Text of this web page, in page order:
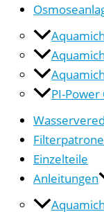
PI-
Einzelteile
Anleitungen